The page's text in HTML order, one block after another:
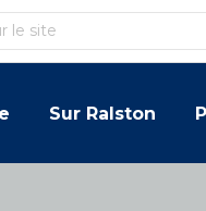
Sur Ralston